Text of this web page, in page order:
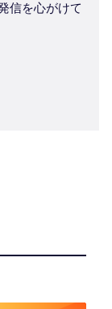
信を心がけて